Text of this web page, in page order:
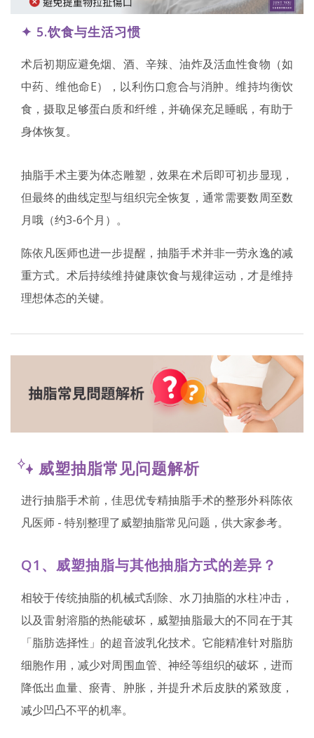
✦ 5.饮食与生活习惯
术后初期应避免烟、酒、辛辣、油炸及活血性食物（如
中药、维他命E），以利伤口愈合与消肿。维持均衡饮
食，摄取足够蛋白质和纤维，并确保充足睡眠，有助于
身体恢复。
抽脂手术主要为体态雕塑，效果在术后即可初步显现，
但最终的曲线定型与组织完全恢复，通常需要数周至数
月哦（约3-6个月）。
陈依凡医师也进一步提醒，抽脂手术并非一劳永逸的减
重方式。术后持续维持健康饮食与规律运动，才是维持
理想体态的关键。
威塑抽脂常见问题解析
进行抽脂手术前，佳思优专精抽脂手术的整形外科陈依
凡医师 - 特别整理了威塑抽脂常见问题，供大家参考。
Q1、威塑抽脂与其他抽脂方式的差异？
相较于传统抽脂的机械式刮除、水刀抽脂的水柱冲击，
以及雷射溶脂的热能破坏，威塑抽脂最大的不同在于其
「脂肪选择性」的超音波乳化技术。它能精准针对脂肪
细胞作用，减少对周围血管、神经等组织的破坏，进而
降低出血量、瘀青、肿胀，并提升术后皮肤的紧致度，
减少凹凸不平的机率。